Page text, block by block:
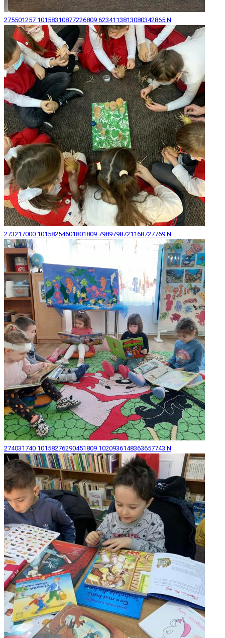
275501257 10158310877226809 6234113813080342865 N
273217000 10158254601801809 7989798721168727769 N
274031740 10158276290451809 1020936148363657743 N